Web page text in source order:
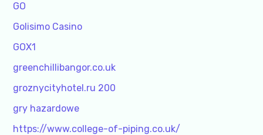
GO
Golisimo Casino
GOX1
greenchillibangor.co.uk
groznycityhotel.ru 200
gry hazardowe
https://www.college-of-piping.co.uk/